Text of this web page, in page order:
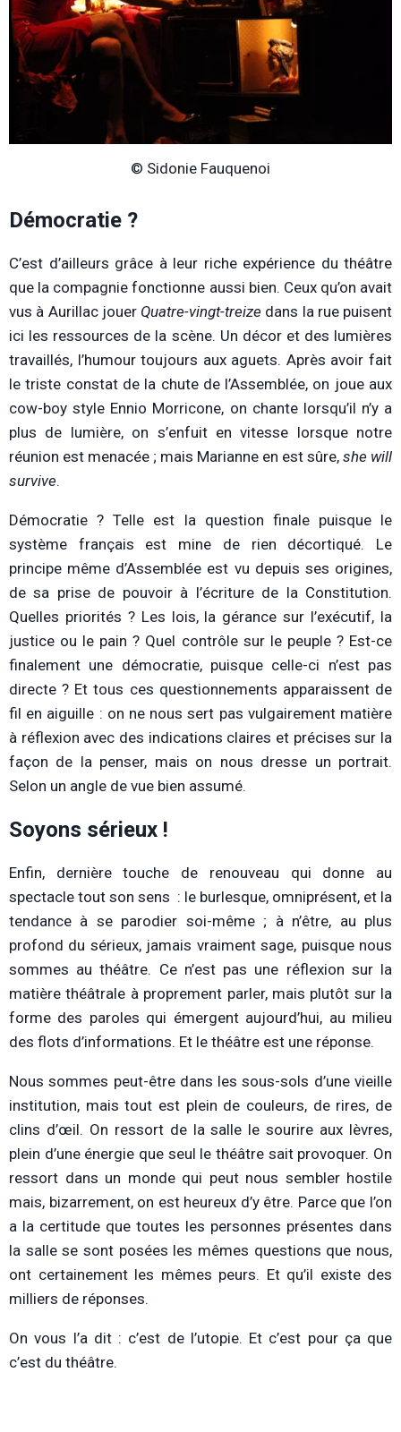
© Sidonie Fauquenoi
Démocratie ?
C’est d’ailleurs grâce à leur riche expérience du théâtre
que la compagnie fonctionne aussi bien. Ceux qu’on avait
vus à Aurillac jouerQuatre-vingt-treize dans la rue puisent
ici les ressources de la scène. Un décor et des lumières
travaillés, l’humour toujours aux aguets. Après avoir fait
le triste constat de la chute de l’Assemblée, on joue aux
cow-boy style Ennio Morricone, on chante lorsqu’il n’y a
plus de lumière, on s’enfuit en vitesse lorsque notre
réunion est menacée ; mais Marianne en est sûre, she will
survive.
Démocratie ? Telle est la question finale puisque le
système français est mine de rien décortiqué. Le
principe même d’Assemblée est vu depuis ses origines,
de sa prise de pouvoir à l’écriture de la Constitution.
Quelles priorités ? Les lois, la gérance sur l’exécutif, la
justice ou le pain ? Quel contrôle sur le peuple ? Est-ce
finalement une démocratie, puisque celle-ci n’est pas
directe ? Et tous ces questionnements apparaissent de
fil en aiguille : on ne nous sert pas vulgairement matière
à réflexion avec des indications claires et précises sur la
façon de la penser, mais on nous dresse un portrait.
Selon un angle de vue bien assumé.
Soyons sérieux !
Enfin, dernière touche de renouveau qui donne au
spectacle tout son sens : le burlesque, omniprésent, et la
tendance à se parodier soi-même ; à n’être, au plus
profond du sérieux, jamais vraiment sage, puisque nous
sommes au théâtre. Ce n’est pas une réflexion sur la
matière théâtrale à proprement parler, mais plutôt sur la
forme des paroles qui émergent aujourd’hui, au milieu
des flots d’informations. Et le théâtre est une réponse.
Nous sommes peut-être dans les sous-sols d’une vieille
institution, mais tout est plein de couleurs, de rires, de
clins d’œil. On ressort de la salle le sourire aux lèvres,
plein d’une énergie que seul le théâtre sait provoquer. On
ressort dans un monde qui peut nous sembler hostile
mais, bizarrement, on est heureux d’y être. Parce que l’on
a la certitude que toutes les personnes présentes dans
la salle se sont posées les mêmes questions que nous,
ont certainement les mêmes peurs. Et qu’il existe des
milliers de réponses.
On vous l’a dit : c’est de l’utopie. Et c’est pour ça que
c’est du théâtre.